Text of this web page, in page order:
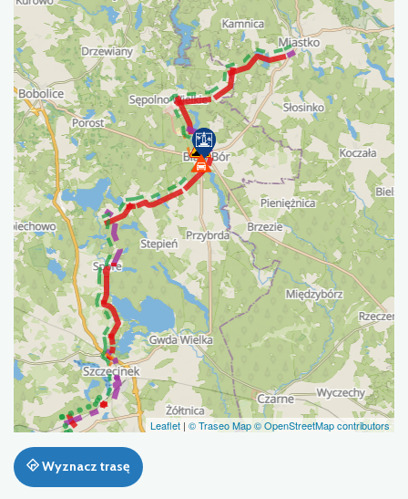
Leaflet | © Traseo Map© OpenStreetMap contributors
Wyznacz trasę